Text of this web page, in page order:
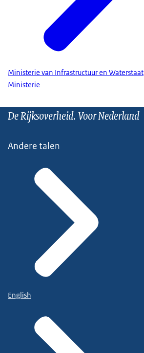
Ministerie van Infrastructuur en Waterstaat
Ministerie
De Rijksoverheid. Voor Nederland
Andere talen
English